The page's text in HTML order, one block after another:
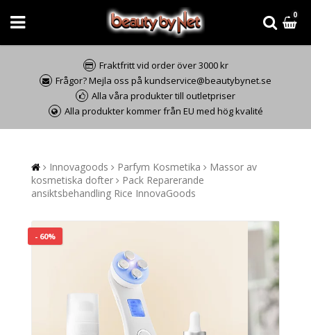
0
Fraktfritt vid order över 3000 kr
Frågor? Mejla oss på kundservice@beautybynet.se
Alla våra produkter till outletpriser
Alla produkter kommer från EU med hög kvalité
Innovagoods Parfym Kosmetika
Massor av
kosmetiska dofter
Pack Reparerande
ansiktsbehandling Rice InnovaGoods
- 60%